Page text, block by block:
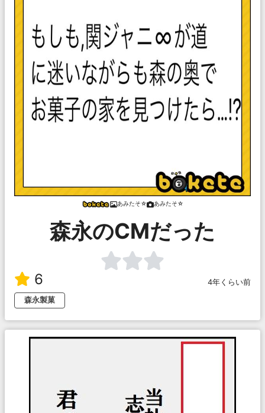
あみたそ☆ あみたそ☆
森永のCMだった
6
4年くらい前
森永製菓